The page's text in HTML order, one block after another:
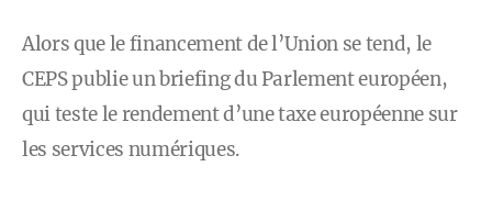
Alors que le financement de l’Union se tend, le
CEPS publie un briefing du Parlement européen,
qui teste le rendement d’une taxe européenne sur
les services numériques.